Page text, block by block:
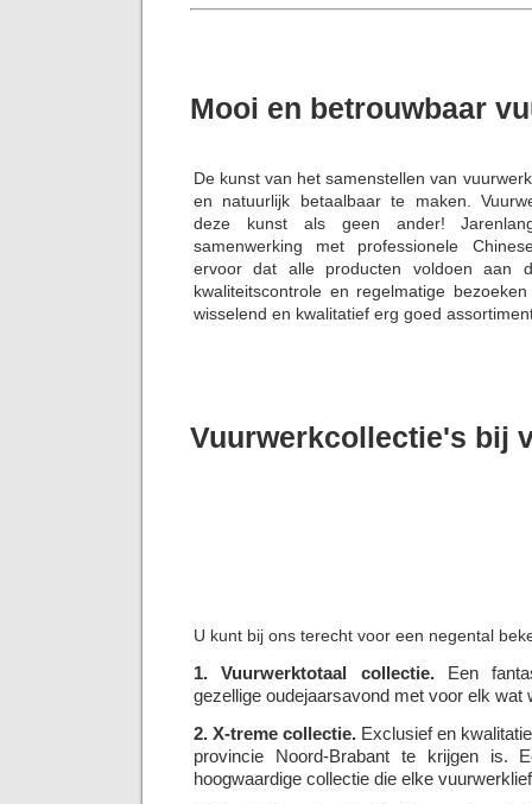
Mooi en betrouwbaar
De kunst van het samenstellen van
en natuurlijk betaalbaar te maken.
deze kunst als geen ander!
samenwerking met professionele
ervoor dat alle producten voldoen aan
kwaliteitscontrole en regelmatige
wisselend en kwalitatief erg goed
Vuurwerkcollectie's bij
U kunt bij ons terecht voor een negental
1. Vuurwerktotaal collectie.Een
gezellige oudejaarsavond met voor elk wat
2. X-treme collectie. Exclusief en
provincie Noord-Brabant te krijgen is.
hoogwaardige collectie die elke